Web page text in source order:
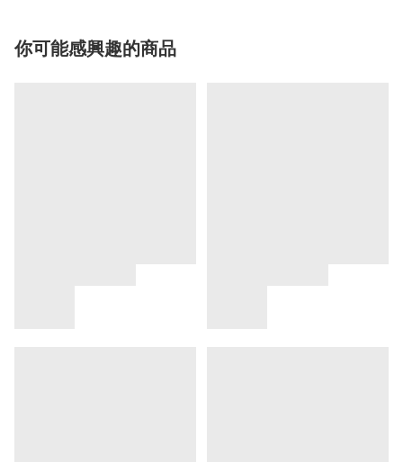
你可能感興趣的商品